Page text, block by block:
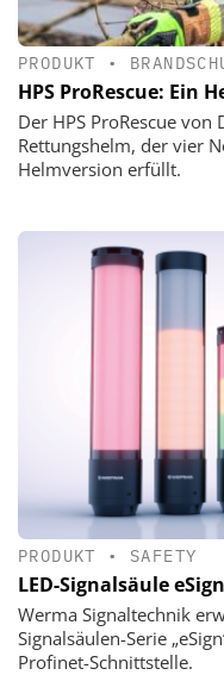
PRODUKT •
HPS ProRescue: Ein
Der HPS ProRescue
Rettungshelm, der vier
Helmversion erfüllt.
PRODUKT • SAFETY
LED-Signalsäule
Werma Signaltechnik
Signalsäulen-Serie
Profinet-Schnittstelle.